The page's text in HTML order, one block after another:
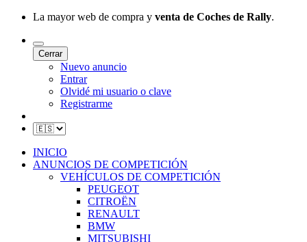
La mayor web de compra y venta de Coches de Rally.
Cerrar
Nuevo anuncio
Entrar
Olvidé mi usuario o clave
Registrarme
INICIO
ANUNCIOS DE COMPETICIÓN
VEHÍCULOS DE COMPETICIÓN
PEUGEOT
CITROËN
RENAULT
BMW
MITSUBISHI